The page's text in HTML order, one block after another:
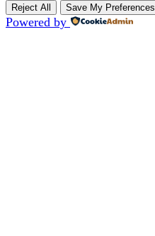
Reject All Save My Preferences
Powered by